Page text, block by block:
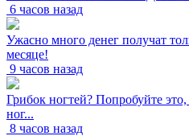
6 часов назад
Ужасно много денег получат
месяце!
9 часов назад
Грибок ногтей? Попробуйте
ног...
8 часов назад